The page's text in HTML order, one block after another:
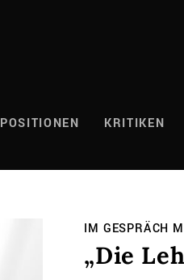
POSITIONEN KRITIKEN
IM GESPRÄCH
„Die